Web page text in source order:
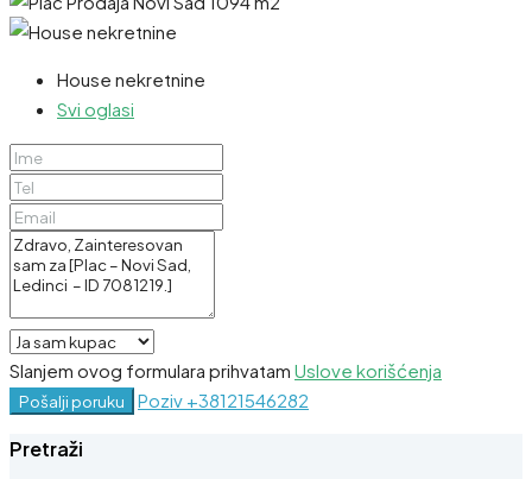
House nekretnine
Svi oglasi
Slanjem ovog formulara prihvatam Uslove korišćenja
Pošalji poruku Poziv +38121546282
Pretraži